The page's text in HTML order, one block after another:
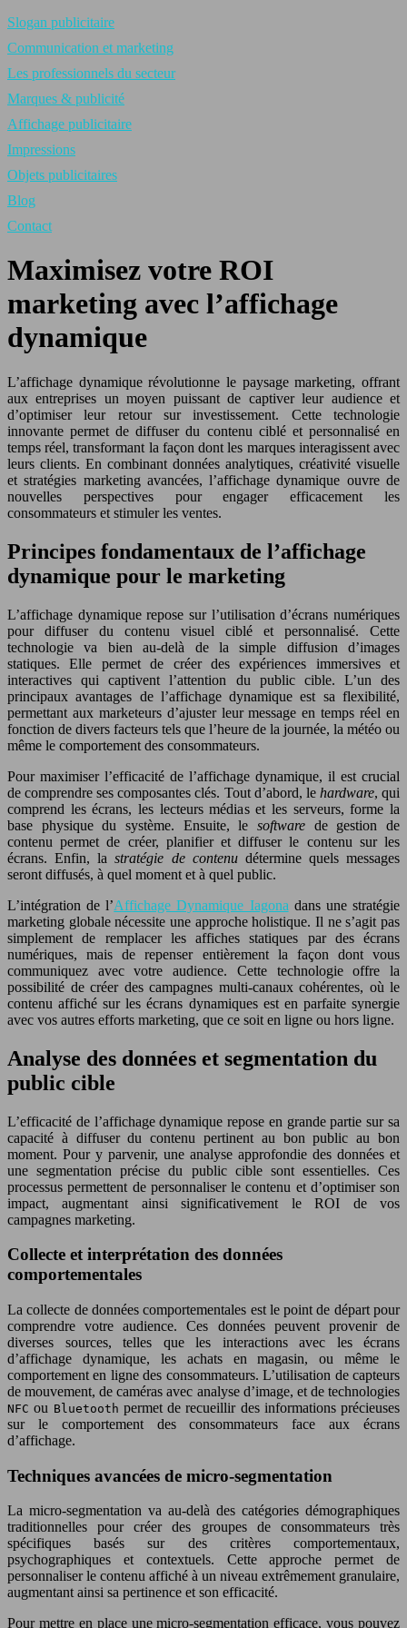
Slogan publicitaire
Communication et marketing
Les professionnels du secteur
Marques & publicité
Affichage publicitaire
Impressions
Objets publicitaires
Blog
Contact
Maximisez votre ROI
marketing avec l’affichage
dynamique
L’affichage dynamique révolutionne le paysage marketing, offrant
aux entreprises un moyen puissant de captiver leur audience et
d’optimiser leur retour sur investissement. Cette technologie
innovante permet de diffuser du contenu ciblé et personnalisé en
temps réel, transformant la façon dont les marques interagissent avec
leurs clients. En combinant données analytiques, créativité visuelle
et stratégies marketing avancées, l’affichage dynamique ouvre de
nouvelles perspectives pour engager efficacement les
consommateurs et stimuler les ventes.
Principes fondamentaux de l’affichage
dynamique pour le marketing
L’affichage dynamique repose sur l’utilisation d’écrans numériques
pour diffuser du contenu visuel ciblé et personnalisé. Cette
technologie va bien au-delà de la simple diffusion d’images
statiques. Elle permet de créer des expériences immersives et
interactives qui captivent l’attention du public cible. L’un des
principaux avantages de l’affichage dynamique est sa flexibilité,
permettant aux marketeurs d’ajuster leur message en temps réel en
fonction de divers facteurs tels que l’heure de la journée, la météo ou
même le comportement des consommateurs.
Pour maximiser l’efficacité de l’affichage dynamique, il est crucial
de comprendre ses composantes clés. Tout d’abord, le hardware, qui
comprend les écrans, les lecteurs médias et les serveurs, forme la
base physique du système. Ensuite, le software de gestion de
contenu permet de créer, planifier et diffuser le contenu sur les
écrans. Enfin, lastratégie de contenudétermine quels messages
seront diffusés, à quel moment et à quel public.
L’intégration de l’Affichage Dynamique Iagona dans une stratégie
marketing globale nécessite une approche holistique. Il ne s’agit pas
simplement de remplacer les affiches statiques par des écrans
numériques, mais de repenser entièrement la façon dont vous
communiquez avec votre audience. Cette technologie offre la
possibilité de créer des campagnes multi-canaux cohérentes, où le
contenu affiché sur les écrans dynamiques est en parfaite synergie
avec vos autres efforts marketing, que ce soit en ligne ou hors ligne.
Analyse des données et segmentation du
public cible
L’efficacité de l’affichage dynamique repose en grande partie sur sa
capacité à diffuser du contenu pertinent au bon public au bon
moment. Pour y parvenir, une analyse approfondie des données et
une segmentation précise du public cible sont essentielles. Ces
processus permettent de personnaliser le contenu et d’optimiser son
impact, augmentant ainsi significativement le ROI de vos
campagnes marketing.
Collecte et interprétation des données
comportementales
La collecte de données comportementales est le point de départ pour
comprendre votre audience. Ces données peuvent provenir de
diverses sources, telles que les interactions avec les écrans
d’affichage dynamique, les achats en magasin, ou même le
comportement en ligne des consommateurs. L’utilisation de capteurs
de mouvement, de caméras avec analyse d’image, et de technologies
NFC ou Bluetooth permet de recueillir des informations précieuses
sur le comportement des consommateurs face aux écrans
d’affichage.
Techniques avancées de micro-segmentation
La micro-segmentation va au-delà des catégories démographiques
traditionnelles pour créer des groupes de consommateurs très
spécifiques basés sur des critères comportementaux,
psychographiques et contextuels. Cette approche permet de
personnaliser le contenu affiché à un niveau extrêmement granulaire,
augmentant ainsi sa pertinence et son efficacité.
Pour mettre en place une micro-segmentation efficace, vous pouvez